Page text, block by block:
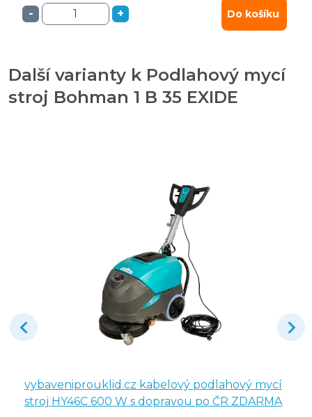
- + Do košíku
Další varianty k Podlahový mycí
stroj Bohman 1 B 35 EXIDE
vybaveniprouklid.cz kabelový podlahový mycí
stroj HY46C 600 W s dopravou po ČR ZDARMA